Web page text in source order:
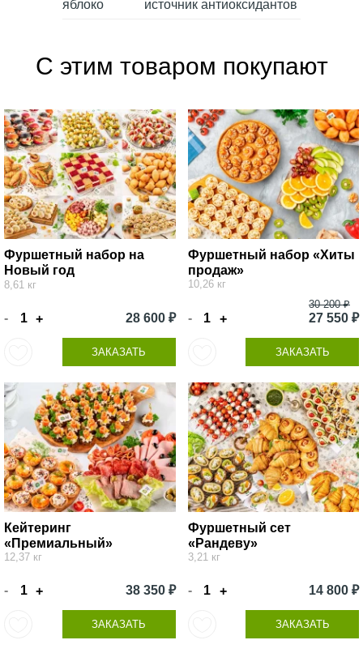
яблоко источник антиоксидантов
С этим товаром покупают
Фуршетный набор на
Новый год
8,61 кг
- + 28 600 ₽
ЗАКАЗАТЬ
Фуршетный набор «Хиты
продаж»
10,26 кг
- +
30 200 ₽
27 550 ₽
ЗАКАЗАТЬ
Кейтеринг
«Премиальный»
12,37 кг
- + 38 350 ₽
ЗАКАЗАТЬ
Фуршетный сет
«Рандеву»
3,21 кг
- + 14 800 ₽
ЗАКАЗАТЬ